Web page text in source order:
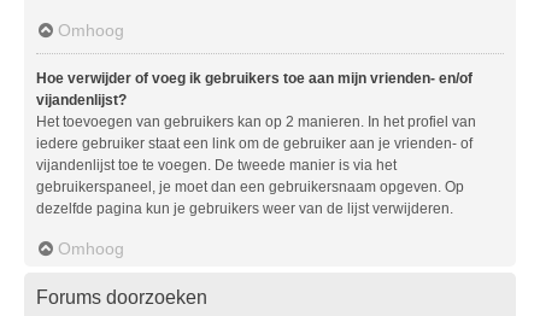
Omhoog
Hoe verwijder of voeg ik gebruikers toe aan mijn vrienden- en/of
vijandenlijst?
Het toevoegen van gebruikers kan op 2 manieren. In het profiel van
iedere gebruiker staat een link om de gebruiker aan je vrienden- of
vijandenlijst toe te voegen. De tweede manier is via het
gebruikerspaneel, je moet dan een gebruikersnaam opgeven. Op
dezelfde pagina kun je gebruikers weer van de lijst verwijderen.
Omhoog
Forums doorzoeken